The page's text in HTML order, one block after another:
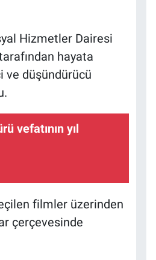
Hizmetler Dairesi
hayata
ve düşündürücü
vefatının yıl
filmler üzerinden
çerçevesinde